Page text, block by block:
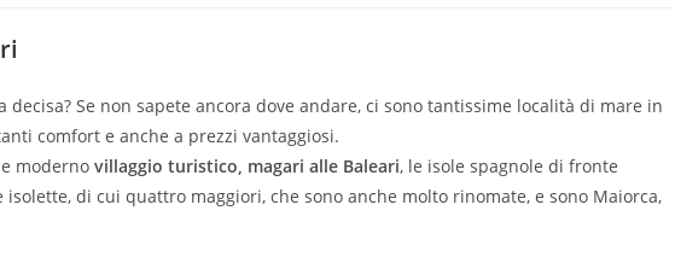
decisa? Se non sapete ancora dove andare, ci sono tantissime località di mare in
comfort e anche a prezzi vantaggiosi.
e modernovillaggio turistico, magari alle Baleari, le isole spagnole di fronte
di cui quattro maggiori, che sono anche molto rinomate, e sono Maiorca,